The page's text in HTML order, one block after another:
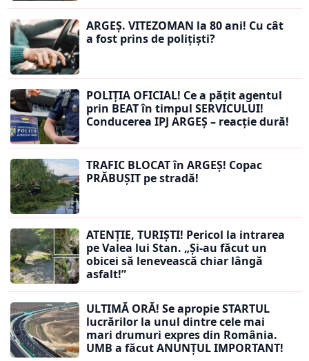
ARGEȘ. VITEZOMAN la 80 ani! Cu cât
a fost prins de polițiști?
POLIȚIA OFICIAL! Ce a pățit agentul
prin BEAT în timpul SERVICULUI!
Conducerea IPJ ARGEȘ – reacție dură!
TRAFIC BLOCAT în ARGEȘ! Copac
PRĂBUȘIT pe stradă!
ATENȚIE, TURIȘTI! Pericol la intrarea
pe Valea lui Stan. „Și-au făcut un
obicei să lenevească chiar lângă
asfalt!”
ULTIMĂ ORĂ! Se apropie STARTUL
lucrărilor la unul dintre cele mai
mari drumuri expres din România.
UMB a făcut ANUNȚUL IMPORTANT!